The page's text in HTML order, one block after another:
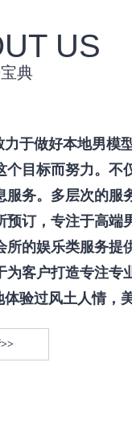
US
典
于做好本地男模
个目标而努力。不
务。多层次的服
预订，专注于高端
所的娱乐类服务提
为客户打造专注专
验过风土人情，